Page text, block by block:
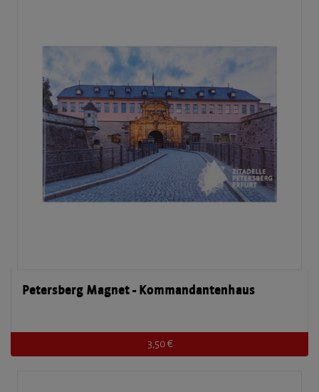
Petersberg Magnet - Kommandantenhaus
3,50 €